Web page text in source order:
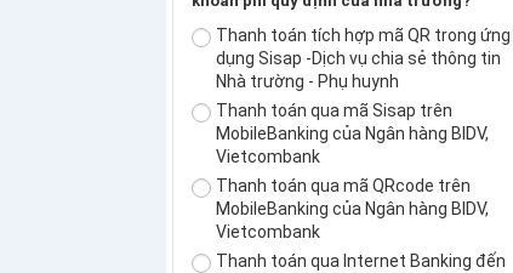
Thanh toán tích hợp mã QR trong ứng
dụng Sisap -Dịch vụ chia sẻ thông tin
Nhà trường - Phụ huynh
Thanh toán qua mã Sisap trên
MobileBanking của Ngân hàng BIDV,
Vietcombank
Thanh toán qua mã QRcode trên
MobileBanking của Ngân hàng BIDV,
Vietcombank
Thanh toán qua Internet Banking đến